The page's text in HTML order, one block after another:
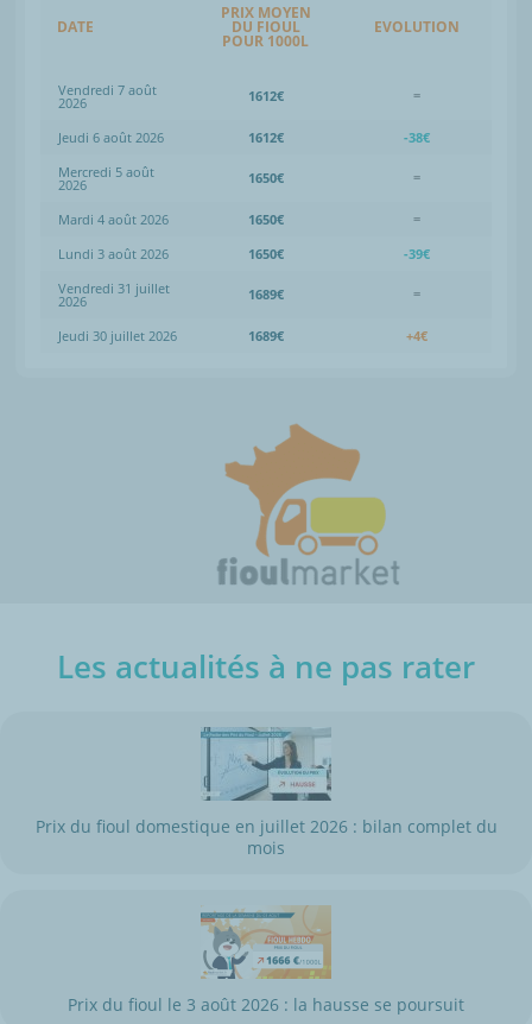
DATE
PRIX MOYEN
DU FIOUL
POUR 1000L
EVOLUTION
Vendredi 7 août
2026 1612€ =
Jeudi 6 août 2026 1612€
-38€
Mercredi 5 août
2026 1650€ =
Mardi 4 août 2026 1650€
=
Lundi 3 août 2026
1650€
-39€
Vendredi 31 juillet
2026 1689€ =
Jeudi 30 juillet 2026 1689€ +4€
Les actualités à ne pas rater
Prix du fioul domestique en juillet 2026 : bilan complet du
mois
Prix du fioul le 3 août 2026 : la hausse se poursuit